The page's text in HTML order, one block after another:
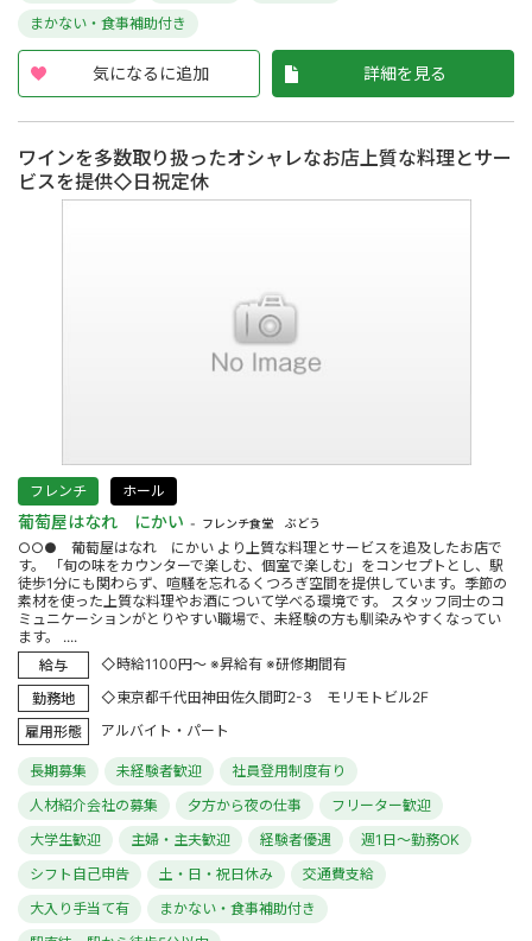
まかない・食事補助付き
気になるに追加 詳細を見る
ワインを多数取り扱ったオシャレなお店上質な料理とサー
ビスを提供◇日祝定休
フレンチ ホール
葡萄屋はなれ にかい フレンチ食堂 ぶどう
○○● 葡萄屋はなれ にかい より上質な料理とサービスを追及したお店で
す。 「旬の味をカウンターで楽しむ、個室で楽しむ」をコンセプトとし、駅
徒歩1分にも関わらず、喧騒を忘れるくつろぎ空間を提供しています。季節の
素材を使った上質な料理やお酒について学べる環境です。 スタッフ同士のコ
ミュニケーションがとりやすい職場で、未経験の方も馴染みやすくなってい
ます。 ....
給与
◇時給1100円～ ※昇給有 ※研修期間有
勤務地
◇東京都千代田神田佐久間町2-3 モリモトビル2F
雇用形態
アルバイト・パート
長期募集 未経験者歓迎
社員登用制度有り
人材紹介会社の募集
夕方から夜の仕事
フリーター歓迎
大学生歓迎
主婦・主夫歓迎 経験者優遇
週1日～勤務OK
シフト自己申告
土・日・祝日休み
交通費支給
大入り手当て有
まかない・食事補助付き